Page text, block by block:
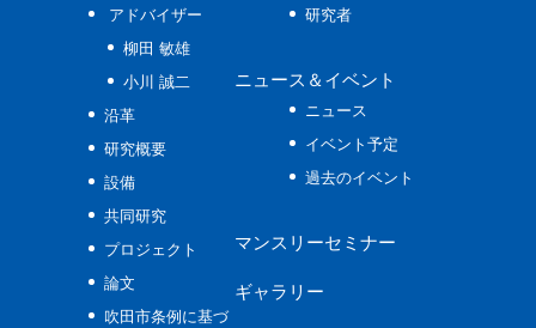
アドバイザー
柳田 敏雄
小川 誠二
沿革
研究概要
設備
共同研究
プロジェクト
論文
吹田市条例に基づ
研究者
ニュース ＆イベント
ニュース
イベント予定
過去のイベント
マンスリーセミナー
ギャラリー